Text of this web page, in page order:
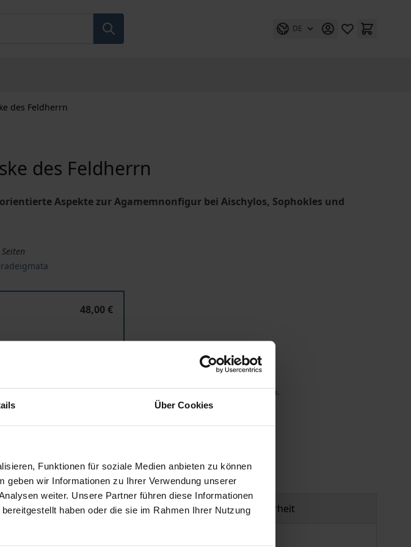
Über Cookies
Funktionen für soziale Medien anbieten zu können
geben wir Informationen zu Ihrer Verwendung unserer
weiter. Unsere Partner führen diese Informationen
haben oder die sie im Rahmen Ihrer Nutzung
DE
des Feldherrn
des Feldherrn
Aspekte zur Agamemnonfigur bei Aischylos, Sophokles und
48,00 €
von der Lieferadresse kann die MwSt. an der Kasse variieren.
Angaben Produktsicherheit